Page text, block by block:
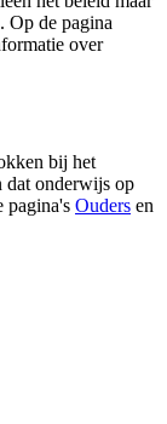
Op de pagina
over
bij het
dat onderwijs op
pagina's Ouders en